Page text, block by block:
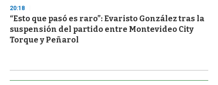
20:18
“Esto que pasó es raro”: Evaristo González tras la
suspensión del partido entre Montevideo City
Torque y Peñarol